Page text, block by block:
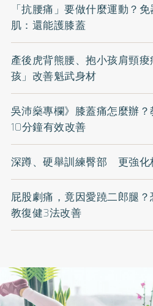
「抗腰痛」要做什麼運動？
肌：還能護膝蓋
產後虎背熊腰、抱小孩肩頸
孩」改善魁武身材
吳沛燊專欄》膝蓋痛怎麼辦？
10分鐘有效改善
深蹲、硬舉訓練臀部 更強化
屁股劇痛，竟因愛蹺二郎腿
教復健3法改善